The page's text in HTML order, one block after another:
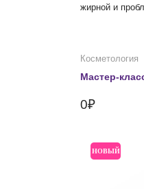
жирной и
Косметология
Мастер-
0₽
НОВЫЙ